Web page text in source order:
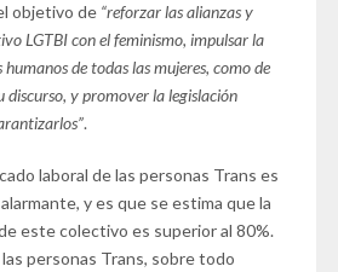
objetivo de “reforzar las alianzas y
LGTBI con el feminismo, impulsar la
de todas las mujeres, como de
discurso, y promover la legislación
.
laboral de las personas Trans es
y es que se estima que la
este colectivo es superior al 80%.
personas Trans, sobre todo